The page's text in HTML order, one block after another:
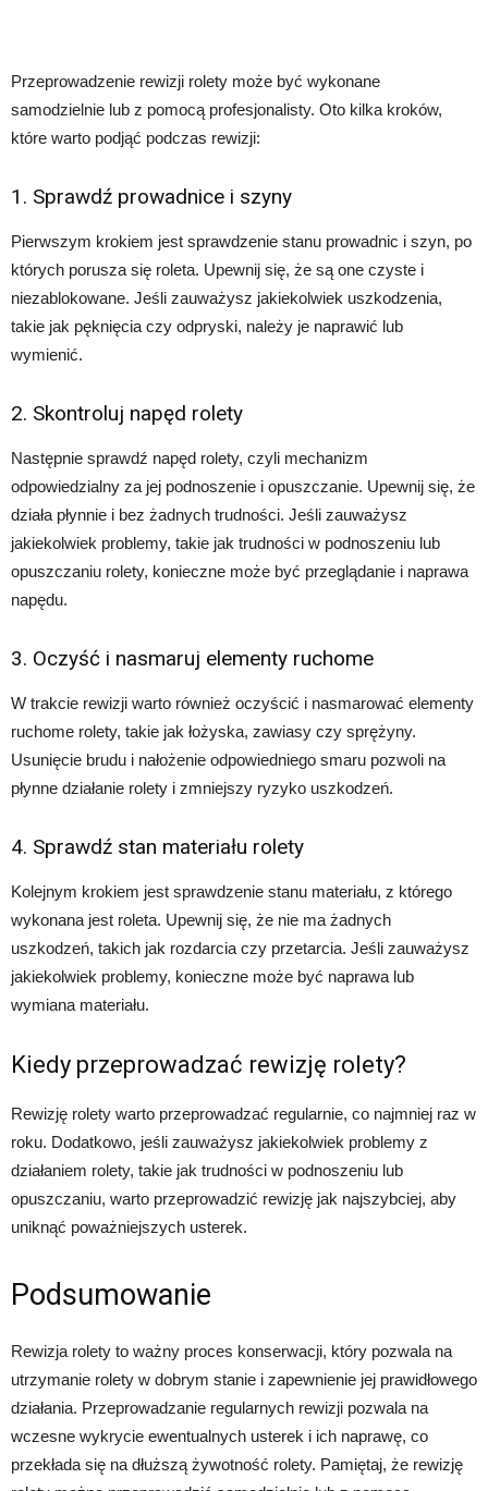
Przeprowadzenie rewizji rolety może być wykonane
samodzielnie lub z pomocą profesjonalisty. Oto kilka kroków,
które warto podjąć podczas rewizji:
1. Sprawdź prowadnice i szyny
Pierwszym krokiem jest sprawdzenie stanu prowadnic i szyn, po
których porusza się roleta. Upewnij się, że są one czyste i
niezablokowane. Jeśli zauważysz jakiekolwiek uszkodzenia,
takie jak pęknięcia czy odpryski, należy je naprawić lub
wymienić.
2. Skontroluj napęd rolety
Następnie sprawdź napęd rolety, czyli mechanizm
odpowiedzialny za jej podnoszenie i opuszczanie. Upewnij się, że
działa płynnie i bez żadnych trudności. Jeśli zauważysz
jakiekolwiek problemy, takie jak trudności w podnoszeniu lub
opuszczaniu rolety, konieczne może być przeglądanie i naprawa
napędu.
3. Oczyść i nasmaruj elementy ruchome
W trakcie rewizji warto również oczyścić i nasmarować elementy
ruchome rolety, takie jak łożyska, zawiasy czy sprężyny.
Usunięcie brudu i nałożenie odpowiedniego smaru pozwoli na
płynne działanie rolety i zmniejszy ryzyko uszkodzeń.
4. Sprawdź stan materiału rolety
Kolejnym krokiem jest sprawdzenie stanu materiału, z którego
wykonana jest roleta. Upewnij się, że nie ma żadnych
uszkodzeń, takich jak rozdarcia czy przetarcia. Jeśli zauważysz
jakiekolwiek problemy, konieczne może być naprawa lub
wymiana materiału.
Kiedy przeprowadzać rewizję rolety?
Rewizję rolety warto przeprowadzać regularnie, co najmniej raz w
roku. Dodatkowo, jeśli zauważysz jakiekolwiek problemy z
działaniem rolety, takie jak trudności w podnoszeniu lub
opuszczaniu, warto przeprowadzić rewizję jak najszybciej, aby
uniknąć poważniejszych usterek.
Podsumowanie
Rewizja rolety to ważny proces konserwacji, który pozwala na
utrzymanie rolety w dobrym stanie i zapewnienie jej prawidłowego
działania. Przeprowadzanie regularnych rewizji pozwala na
wczesne wykrycie ewentualnych usterek i ich naprawę, co
przekłada się na dłuższą żywotność rolety. Pamiętaj, że rewizję